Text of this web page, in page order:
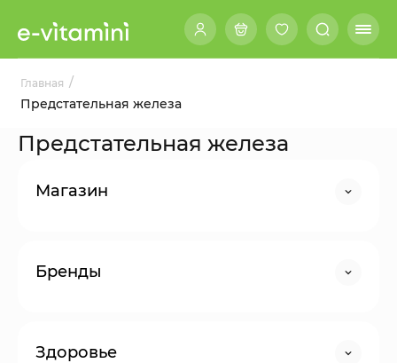
Главная /
Предстательная железа
Предстательная железа
Магазин
Бренды
Здоровье